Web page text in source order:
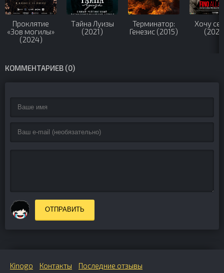
Проклятие
«Зов могилы»
(2024)
Тайна Луизы
(2021)
Терминатор:
Генезис (2015)
Хочу
КОММЕНТАРИЕВ (0)
ОТПРАВИТЬ
Kinogo Контакты Последние отзывы